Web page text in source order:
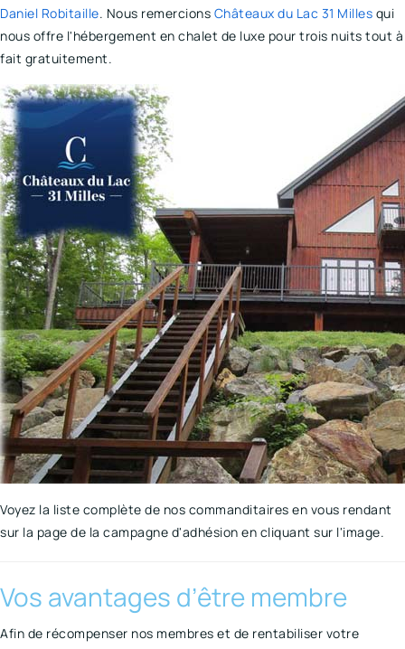
Daniel Robitaille. Nous remercions Châteaux du Lac 31 Milles qui
nous offre l'hébergement en chalet de luxe pour trois nuits tout à
fait gratuitement.
Voyez la liste complète de nos commanditaires en vous rendant
sur la page de la campagne d'adhésion en cliquant sur l'image.
Vos avantages d’être membre
Afin de récompenser nos membres et de rentabiliser votre